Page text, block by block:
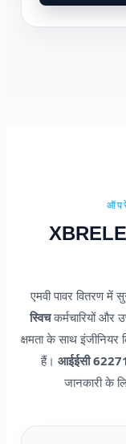
एमवी पावर वितरण में
स्विचकर्मचारियों और
क्षमता के साथ
हैं। आईईसी
जानकारी के